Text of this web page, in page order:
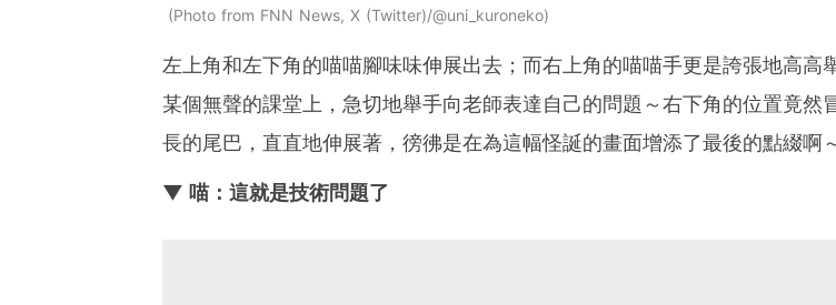
Photo from FNN News, X (Twitter)/@uni_kuroneko
左上角和左下角的喵喵腳味味伸展出去；而右上角的喵喵手更是誇張地高高
某個無聲的課堂上，急切地舉手向老師表達自己的問題～右下角的位置竟然
長的尾巴，直直地伸展著，徬彿是在為這幅怪誕的畫面增添了最後的點綴啊
▼ 喵：這就是技術問題了